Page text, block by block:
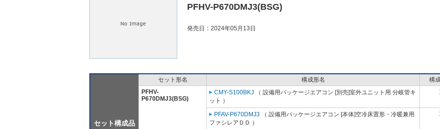
PFHV-P670DMJ3(BSG)
発売日：2024年05月13日
セット構成品
セット形名 構成形名
構
PFHV-
P670DMJ3(BSG)
CMY-S100BKJ （ 設備用パッケージエアコン [別売]室外ユニット用 分岐管キ
ット ）
PFAV-P670DMJ3 （ 設備用パッケージエアコン [本体]空冷床置形・冷暖兼用
ファシレアＤＤ ）